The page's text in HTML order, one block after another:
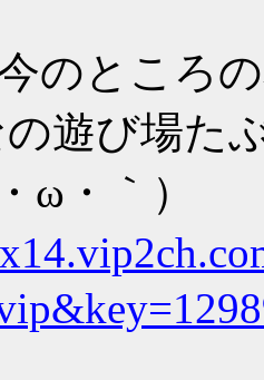
のところ
遊び場た
ω・｀）